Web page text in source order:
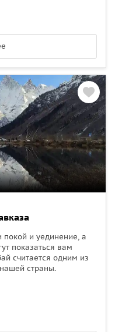
покой и уединение, а
показаться вам
считается одним из
страны.